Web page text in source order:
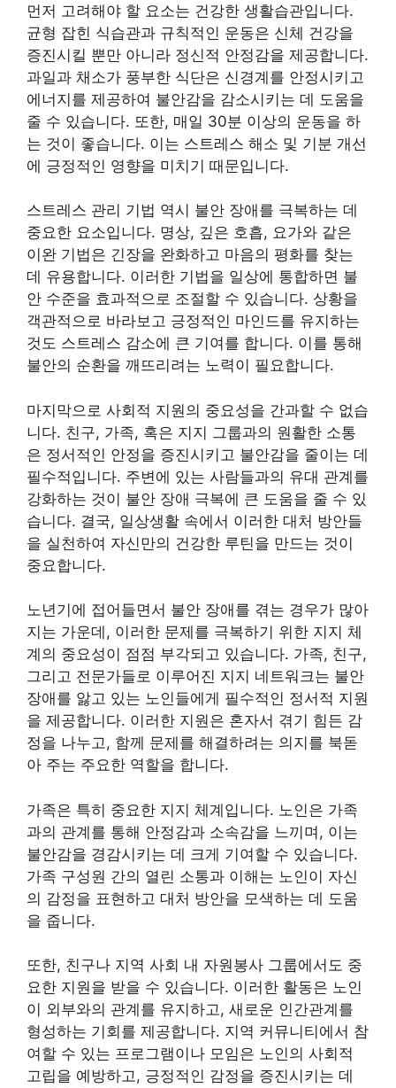
먼저 고려해야 할 요소는 건강한 생활습관입니다.
균형 잡힌 식습관과 규칙적인 운동은 신체 건강을
증진시킬 뿐만 아니라 정신적 안정감을 제공합니다.
과일과 채소가 풍부한 식단은 신경계를 안정시키고
에너지를 제공하여 불안감을 감소시키는 데 도움을
줄 수 있습니다. 또한, 매일 30분 이상의 운동을 하
는 것이 좋습니다. 이는 스트레스 해소 및 기분 개선
에 긍정적인 영향을 미치기 때문입니다.
스트레스 관리 기법 역시 불안 장애를 극복하는 데
중요한 요소입니다. 명상, 깊은 호흡, 요가와 같은
이완 기법은 긴장을 완화하고 마음의 평화를 찾는
데 유용합니다. 이러한 기법을 일상에 통합하면 불
안 수준을 효과적으로 조절할 수 있습니다. 상황을
객관적으로 바라보고 긍정적인 마인드를 유지하는
것도 스트레스 감소에 큰 기여를 합니다. 이를 통해
불안의 순환을 깨뜨리려는 노력이 필요합니다.
마지막으로 사회적 지원의 중요성을 간과할 수 없습
니다. 친구, 가족, 혹은 지지 그룹과의 원활한 소통
은 정서적인 안정을 증진시키고 불안감을 줄이는 데
필수적입니다. 주변에 있는 사람들과의 유대 관계를
강화하는 것이 불안 장애 극복에 큰 도움을 줄 수 있
습니다. 결국, 일상생활 속에서 이러한 대처 방안들
을 실천하여 자신만의 건강한 루틴을 만드는 것이
중요합니다.
노년기에 접어들면서 불안 장애를 겪는 경우가 많아
지는 가운데, 이러한 문제를 극복하기 위한 지지 체
계의 중요성이 점점 부각되고 있습니다. 가족, 친구,
그리고 전문가들로 이루어진 지지 네트워크는 불안
장애를 앓고 있는 노인들에게 필수적인 정서적 지원
을 제공합니다. 이러한 지원은 혼자서 겪기 힘든 감
정을 나누고, 함께 문제를 해결하려는 의지를 북돋
아 주는 주요한 역할을 합니다.
가족은 특히 중요한 지지 체계입니다. 노인은 가족
과의 관계를 통해 안정감과 소속감을 느끼며, 이는
불안감을 경감시키는 데 크게 기여할 수 있습니다.
가족 구성원 간의 열린 소통과 이해는 노인이 자신
의 감정을 표현하고 대처 방안을 모색하는 데 도움
을 줍니다.
또한, 친구나 지역 사회 내 자원봉사 그룹에서도 중
요한 지원을 받을 수 있습니다. 이러한 활동은 노인
이 외부와의 관계를 유지하고, 새로운 인간관계를
형성하는 기회를 제공합니다. 지역 커뮤니티에서 참
여할 수 있는 프로그램이나 모임은 노인의 사회적
고립을 예방하고, 긍정적인 감정을 증진시키는 데